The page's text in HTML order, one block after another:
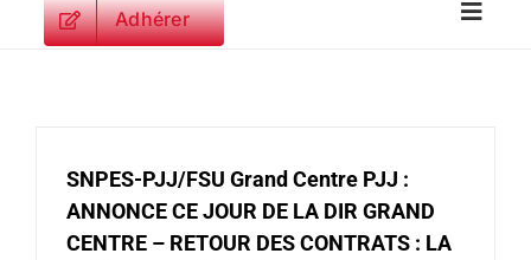
Adhérer
PROFESSIONNELLES
DROITS DES
PERSONNELS
SNPES-PJJ/FSU Grand Centre PJJ :
ANNONCE CE JOUR DE LA DIR GRAND
CENTRE – RETOUR DES CONTRATS : LA